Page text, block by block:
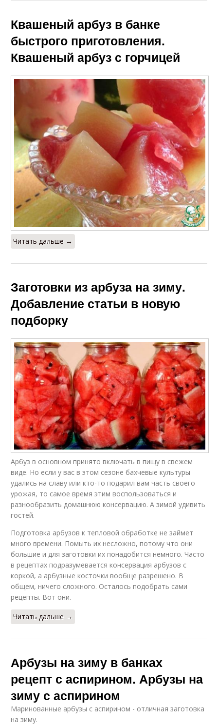
Квашеный арбуз в банке
быстрого приготовления.
Квашеный арбуз с горчицей
Читать дальше →
Заготовки из арбуза на зиму.
Добавление статьи в новую
подборку
Арбуз в основном принято включать в пищу в свежем
виде. Но если у вас в этом сезоне бахчевые культуры
удались на славу или кто-то подарил вам часть своего
урожая, то самое время этим воспользоваться и
разнообразить домашнюю консервацию. А зимой удивить
гостей.
Подготовка арбузов к тепловой обработке не займет
много времени. Помыть их несложно, потому что они
большие и для заготовки их понадобится немного. Часто
в рецептах подразумевается консервация арбузов с
коркой, а арбузные косточки вообще разрешено. В
общем, ничего сложного. Осталось подобрать сами
рецепты. Вот они.
Читать дальше →
Арбузы на зиму в банках
рецепт с аспирином. Арбузы на
зиму с аспирином
Маринованные арбузы с аспирином - отличная заготовка
на зиму.